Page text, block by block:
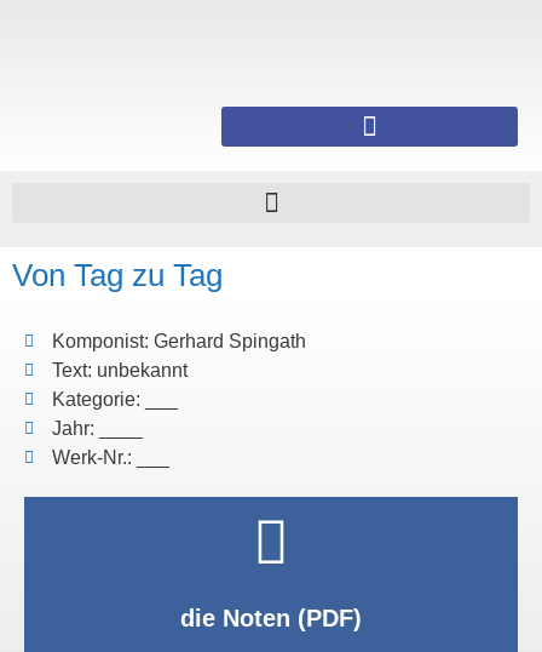
Von Tag zu Tag
Komponist: Gerhard Spingath
Text: unbekannt
Kategorie: ___
Jahr: ____
Werk-Nr.: ___
die Noten (PDF)